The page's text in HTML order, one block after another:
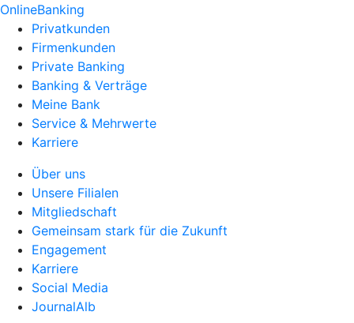
OnlineBanking
Privatkunden
Firmenkunden
Private Banking
Banking & Verträge
Meine Bank
Service & Mehrwerte
Karriere
Über uns
Unsere Filialen
Mitgliedschaft
Gemeinsam stark für die Zukunft
Engagement
Karriere
Social Media
JournalAlb